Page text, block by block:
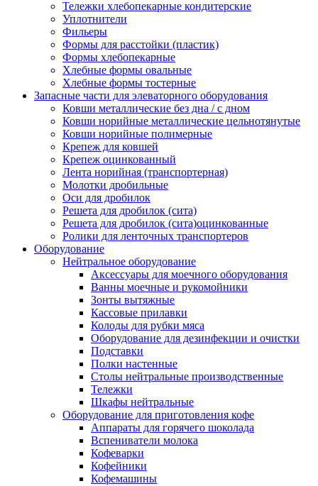
Тележки хлебопекарные кондитерские
Уплотнители
Фильеры
Формы для расстойки (пластик)
Формы хлебопекарные
Хлебные формы овальные
Хлебные формы тостерные
Запасные части для элеваторного оборудования
Ковши металлические без дна / с дном
Ковши норийные металлические цельнотянутые
Ковши норийные полимерные
Крепеж для ковшей
Крепеж оцинкованный
Лента норийная (транспортерная)
Молотки дробильные
Оси для дробилок
Решета для дробилок (сита)
Решета для дробилок (сита)оцинкованные
Ролики для ленточных транспортеров
Оборудование
Нейтральное оборудование
Аксессуары для моечного оборудования
Ванны моечные и рукомойники
Зонты вытяжные
Кассовые прилавки
Колоды для рубки мяса
Оборудование для дезинфекции и очистки
Подставки
Полки настенные
Столы нейтральные производственные
Тележки
Шкафы нейтральные
Оборудование для приготовления кофе
Аппараты для горячего шоколада
Вспениватели молока
Кофеварки
Кофейники
Кофемашины